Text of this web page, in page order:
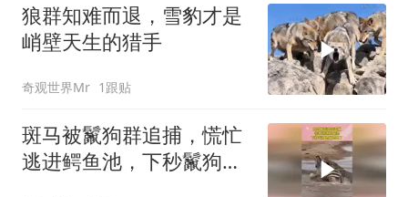
狼群知难而退，雪豹才是
峭壁天生的猎手
奇观世界Mr 1跟贴
斑马被鬣狗群追捕，慌忙
逃进鳄鱼池，下秒鬣狗想